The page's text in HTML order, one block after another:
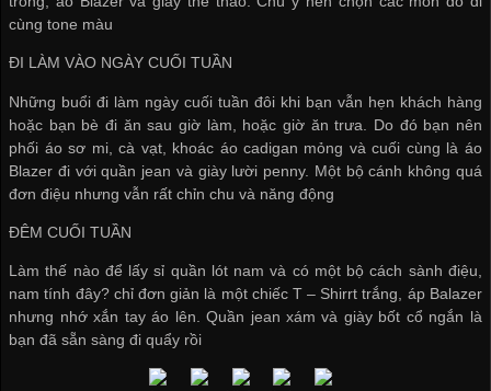
cùng tone màu
ĐI LÀM VÀO NGÀY CUỐI TUẦN
Những buổi đi làm ngày cuối tuần đôi khi bạn vẫn hẹn khách hàng
hoặc bạn bè đi ăn sau giờ làm, hoặc giờ ăn trưa. Do đó bạn nên
phối áo sơ mi, cà vạt, khoác áo cadigan mỏng và cuối cùng là áo
Blazer đi với quần jean và giày lười penny. Một bộ cánh không quá
đơn điệu nhưng vẫn rất chỉn chu và năng động
ĐÊM CUỐI TUẦN
Làm thế nào để lấy sỉ quần lót nam và có một bộ cách sành điệu,
nam tính đây? chỉ đơn giản là một chiếc T – Shirrt trắng, áp Balazer
nhưng nhớ xắn tay áo lên. Quần jean xám và giày bốt cổ ngắn là
bạn đã sẵn sàng đi quẩy rồi